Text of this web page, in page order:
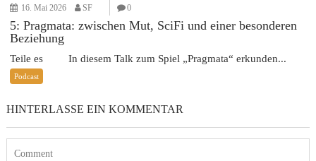
16. Mai 2026 SF 0
5: Pragmata: zwischen Mut, SciFi und einer besonderen
Beziehung
Teile es In diesem Talk zum Spiel „Pragmata“ erkunden...
Podcast
HINTERLASSE EIN KOMMENTAR